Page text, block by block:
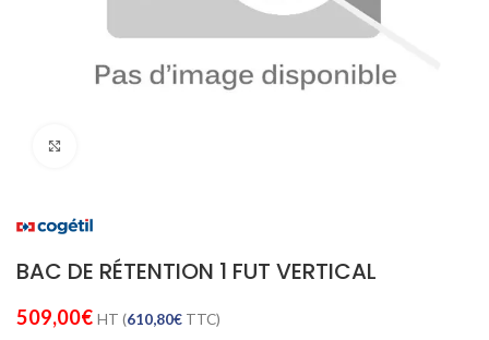
BAC DE RÉTENTION 1 FUT VERTICAL
509,00€ HT (610,80€ TTC)